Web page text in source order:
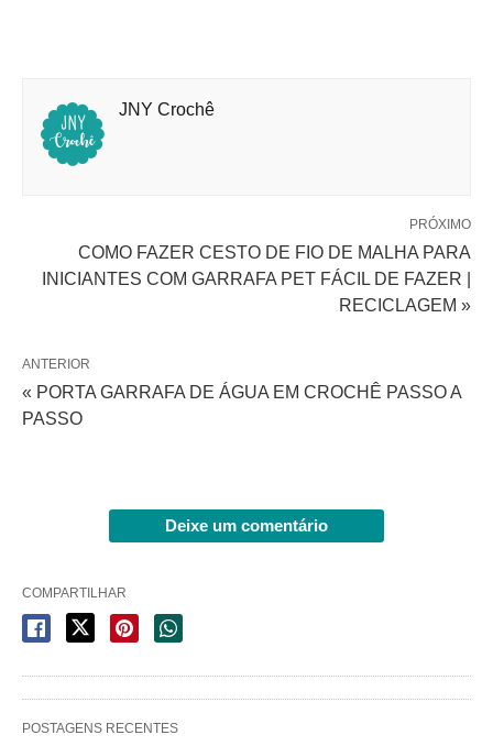
JNY Crochê
PRÓXIMO
COMO FAZER CESTO DE FIO DE MALHA PARA
INICIANTES COM GARRAFA PET FÁCIL DE FAZER |
RECICLAGEM »
ANTERIOR
« PORTA GARRAFA DE ÁGUA EM CROCHÊ PASSO A
PASSO
Deixe um comentário
COMPARTILHAR
POSTAGENS RECENTES